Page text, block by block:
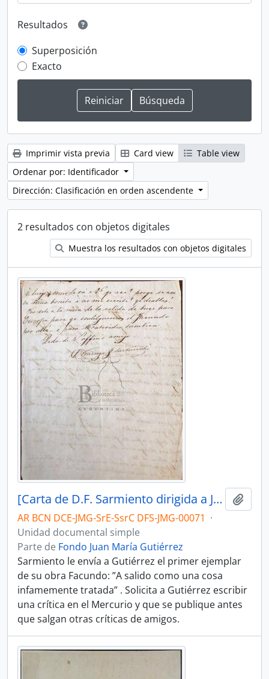
Resultados
Superposición
Exacto
Imprimir vista previa Card view
Table view
Ordenar por: Identificador
Dirección: Clasificación en orden ascendente
2 resultados con objetos digitales
Muestra los resultados con objetos digitales
[Carta de D.F. Sarmiento dirigida a Juan María Gutiérrez]
AR BCN DCE-JMG-SrE-SsrC DFS-JMG-00071 ·
Unidad documental simple
Parte de Fondo Juan María Gutiérrez
Sarmiento le envía a Gutiérrez el primer ejemplar
de su obra Facundo: ”A salido como una cosa
infamemente tratada” . Solicita a Gutiérrez escribir
una crítica en el Mercurio y que se publique antes
que salgan otras críticas de amigos.